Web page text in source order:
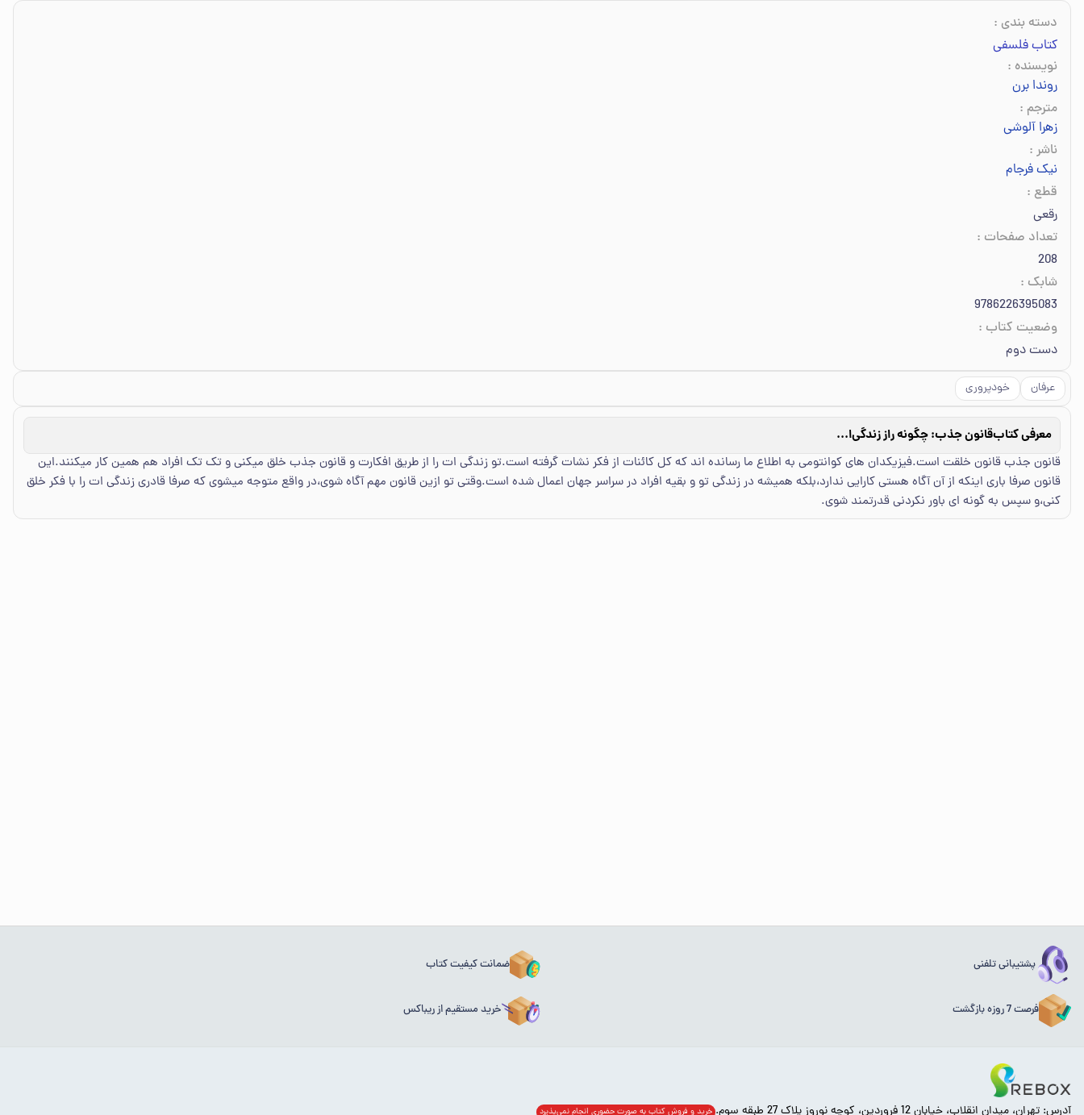
دسته بندی :
کتاب فلسفی
نویسنده :
روندا برن
مترجم :
زهرا آلوشی
ناشر :
نیک فرجام
قطع :
رقعی
تعداد صفحات :
208
شابک :
9786226395083
وضعیت کتاب :
دست دوم
عرفان خودپروری
معرفی کتاب قانون جذب: چگونه راز زندگی‌ام را تغییر داد: انسان‌‌های واقعی، داستان‌های واقعی، داستان‌های واقعی
قانون جذب قانون خلقت است.فیزیکدان های کوانتومی به اطلاع ما رسانده اند که کل کائنات از فکر نشات گرفته است.تو زندگی ات را از طریق افکارت و قانون جذب خلق میکنی و تک تک افراد هم همین کار میکنند.این
قانون صرفا باری اینکه از آن آگاه هستی کارایی ندارد،بلکه همیشه در زندگی تو و بقیه افراد در سراسر جهان اعمال شده است.وقتی تو ازین قانون مهم آگاه شوی،در واقع متوجه میشوی که صرفا قادری زندگی ات را با فکر خلق
کنی،و سپس به گونه ای باور نکردنی قدرتمند شوی.
پشتیبانی تلفنی ضمانت کیفیت کتاب
فرصت 7 روزه بازگشت خرید مستقیم از ریباکس
آدرس: تهران، میدان انقلاب، خیابان 12 فروردین، کوچه نوروز پلاک 27 طبقه سوم. خرید و فروش کتاب به صورت حضوری انجام‌ نمی‌پذیرد